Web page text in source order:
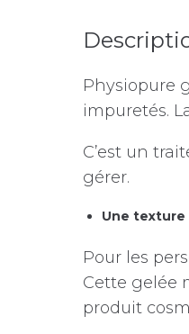
Physiopure
impuretés.
C’est un
gérer.
Une texture
Pour les
Cette gelée
produit